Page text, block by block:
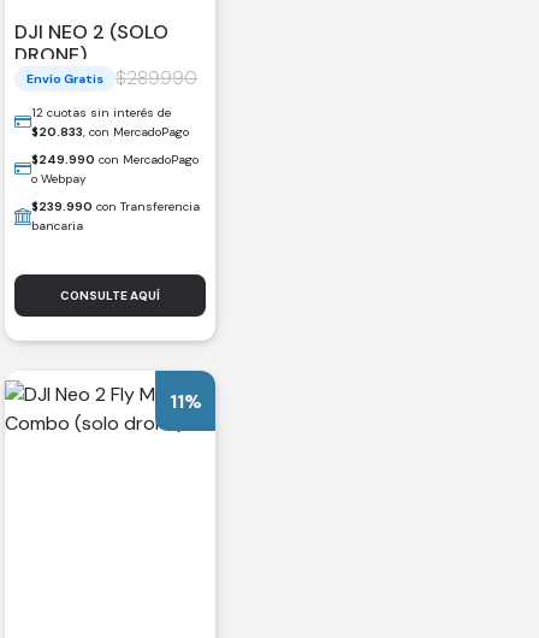
DJI NEO 2 (SOLO
DRONE)
$289.990
Envío Gratis
12 cuotas sin interés de
$20.833, con MercadoPago
$249.990 con MercadoPago
o Webpay
$239.990 con Transferencia
bancaria
CONSULTE AQUÍ
11%